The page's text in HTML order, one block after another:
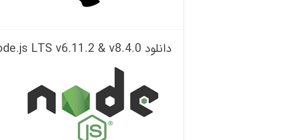
دانلود Node.js LTS v6.11.2 & v8.4.0